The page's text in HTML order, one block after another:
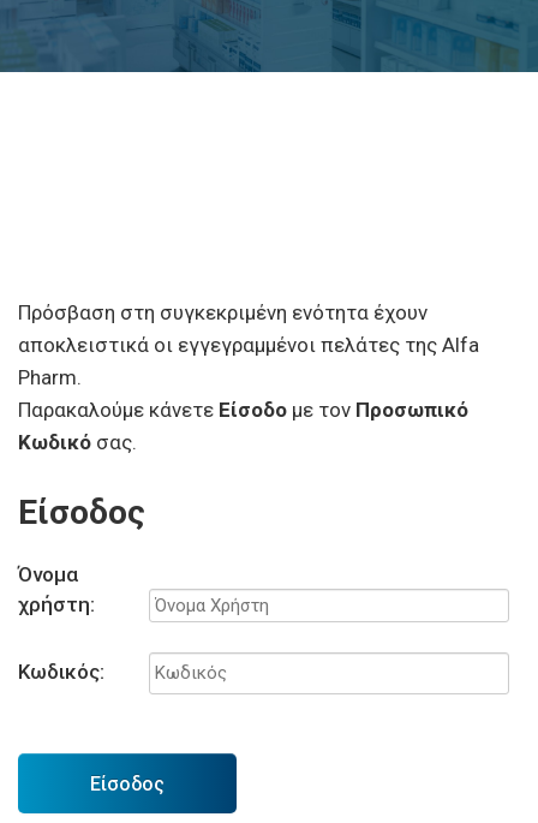
Πρόσβαση στη συγκεκριμένη ενότητα έχουν
αποκλειστικά οι εγγεγραμμένοι πελάτες της Alfa
Pharm.
Παρακαλούμε κάνετε Είσοδο με τον Προσωπικό
Κωδικό σας.
Είσοδος
Όνομα
χρήστη:
Κωδικός:
Είσοδος